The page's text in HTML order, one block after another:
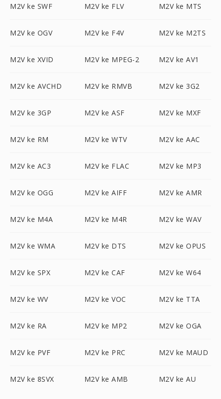
M2V ke SWF M2V ke FLV M2V ke MTS
M2V ke OGV M2V ke F4V M2V ke M2TS
M2V ke XVID M2V ke MPEG-2 M2V ke AV1
M2V ke AVCHD M2V ke RMVB M2V ke 3G2
M2V ke 3GP M2V ke ASF M2V ke MXF
M2V ke RM M2V ke WTV M2V ke AAC
M2V ke AC3 M2V ke FLAC M2V ke MP3
M2V ke OGG M2V ke AIFF M2V ke AMR
M2V ke M4A M2V ke M4R M2V ke WAV
M2V ke WMA M2V ke DTS M2V ke OPUS
M2V ke SPX M2V ke CAF M2V ke W64
M2V ke WV M2V ke VOC M2V ke TTA
M2V ke RA M2V ke MP2 M2V ke OGA
M2V ke PVF M2V ke PRC M2V ke MAUD
M2V ke 8SVX M2V ke AMB M2V ke AU